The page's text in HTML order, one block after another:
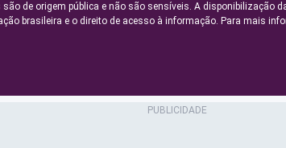
de origem pública e não são sensíveis. A disponibilização
brasileira e o direito de acesso à informação. Para mais